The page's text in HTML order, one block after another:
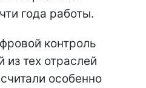
года работы.
контроль
из тех отраслей
особенно